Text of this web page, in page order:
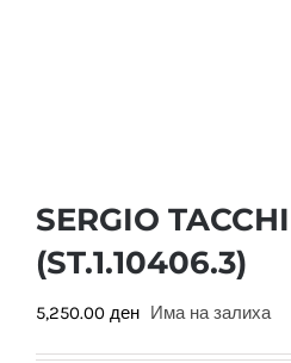
SERGIO
(ST.1.10406.3)
5,250.00 ден Има на залиха